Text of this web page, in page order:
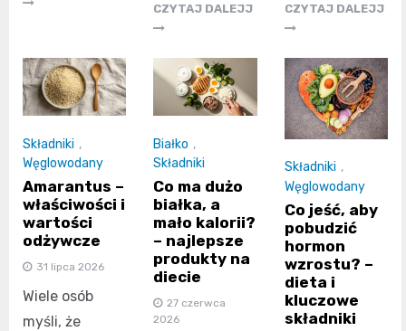
CZYTAJ DALEJJ CZYTAJ DALEJJ
Składniki ,
Węglowodany
Amarantus –
właściwości i
wartości
odżywcze
31 lipca 2026
Wiele osób
myśli, że
Białko ,
Składniki
Co ma dużo
białka, a
mało kalorii?
– najlepsze
produkty na
diecie
27 czerwca
2026
Składniki ,
Węglowodany
Co jeść, aby
pobudzić
hormon
wzrostu? –
dieta i
kluczowe
składniki